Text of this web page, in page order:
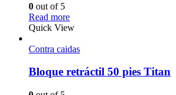
0 out of 5
Read more
Quick View
Contra caidas
Bloque retráctil 50 pies Titan